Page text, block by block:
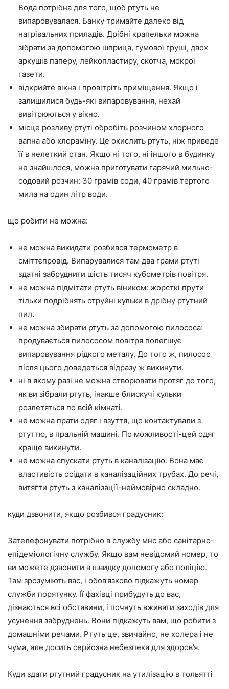
Вода потрібна для того, щоб ртуть не
випаровувалася. Банку тримайте далеко від
нагрівальних приладів. Дрібні крапельки можна
зібрати за допомогою шприца, гумової груші, двох
аркушів паперу, лейкопластиру, скотча, мокрої
газети.
відкрийте вікна і провітріть приміщення. Якщо і
залишилися будь-які випаровування, нехай
вивітрюються у вікно.
місце розливу ртуті обробіть розчином хлорного
вапна або хлораміну. Це окислить ртуть, ніж приведе
її в нелеткий стан. Якщо ні того, ні іншого в будинку
не знайшлося, можна приготувати гарячий мильно-
содовий розчин: 30 грамів соди, 40 грамів тертого
мила на один літр води.
що робити не можна:
не можна викидати розбився термометр в
сміттєпровід. Випарувалися там два грами ртуті
здатні забруднити шість тисяч кубометрів повітря.
не можна підмітати ртуть віником: жорсткі прути
тільки подрібнять отруйні кульки в дрібну ртутний
пил.
не можна збирати ртуть за допомогою пилососа:
продувається пилососом повітря полегшує
випаровування рідкого металу. До того ж, пилосос
після цього доведеться відразу ж викинути.
ні в якому разі не можна створювати протяг до того,
як ви зібрали ртуть, інакше блискучі кульки
розлетяться по всій кімнаті.
не можна прати одяг і взуття, що контактували з
ртуттю, в пральній машині. По можливості-цей одяг
краще викинути.
не можна спускати ртуть в каналізацію. Вона має
властивість осідати в каналізаційних трубах. До речі,
витягти ртуть з каналізації-неймовірно складно.
куди дзвонити, якщо розбився градусник:
Зателефонувати потрібно в службу мнс або санітарно-
епідеміологічну службу. Якщо вам невідомий номер, то
ви можете дзвонити в швидку допомогу або поліцію.
Там зрозуміють вас, і обов’язково підкажуть номер
служби порятунку. Її фахівці прибудуть до вас,
дізнаються всі обставини, і почнуть вживати заходів для
усунення забруднень. Вони підкажуть вам, що робити з
домашніми речами. Ртуть це, звичайно, не холера і не
чума, але досить серйозна небезпека для здоров’я.
Куди здати ртутний градусник на утилізацію в тольятті